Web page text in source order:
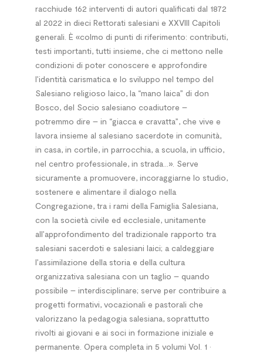
racchiude 162 interventi di autori qualificati dal 1872
al 2022 in dieci Rettorati salesiani e XXVIII Capitoli
generali. È «colmo di punti di riferimento: contributi,
testi importanti, tutti insieme, che ci mettono nelle
condizioni di poter conoscere e approfondire
l’identità carismatica e lo sviluppo nel tempo del
Salesiano religioso laico, la “mano laica” di don
Bosco, del Socio salesiano coadiutore –
potremmo dire – in “giacca e cravatta”, che vive e
lavora insieme al salesiano sacerdote in comunità,
in casa, in cortile, in parrocchia, a scuola, in ufficio,
nel centro professionale, in strada...». Serve
sicuramente a promuovere, incoraggiarne lo studio,
sostenere e alimentare il dialogo nella
Congregazione, tra i rami della Famiglia Salesiana,
con la società civile ed ecclesiale, unitamente
all’approfondimento del tradizionale rapporto tra
salesiani sacerdoti e salesiani laici; a caldeggiare
l’assimilazione della storia e della cultura
organizzativa salesiana con un taglio – quando
possibile – interdisciplinare; serve per contribuire a
progetti formativi, vocazionali e pastorali che
valorizzano la pedagogia salesiana, soprattutto
rivolti ai giovani e ai soci in formazione iniziale e
permanente. Opera completa in 5 volumi Vol. 1 •